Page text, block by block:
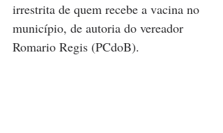
irrestrita de quem recebe a vacina no
município, de autoria do vereador
Romario Regis (PCdoB).